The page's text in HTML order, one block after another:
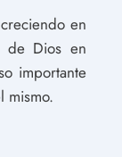
en
de Dios en
importante
mismo.